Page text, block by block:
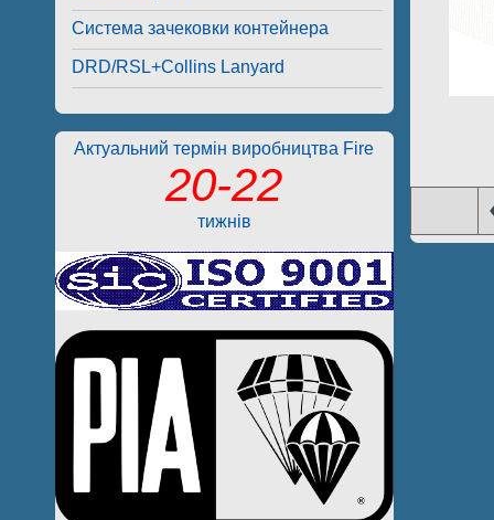
Система зачековки контейнера
DRD/RSL+Collins Lanyard
Актуальний термін виробництва Fire
20-22
тижнів